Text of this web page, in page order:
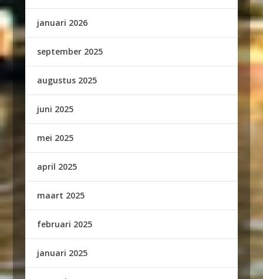
januari 2026
september 2025
augustus 2025
juni 2025
mei 2025
april 2025
maart 2025
februari 2025
januari 2025